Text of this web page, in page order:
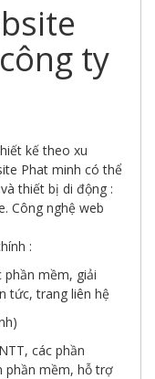
ty
kế theo xu
Phat minh có thể
thiết bị di động :
Công nghệ web
:
phần mềm, giải
tức, trang liên hệ
các phần
phần mềm, hỗ trợ